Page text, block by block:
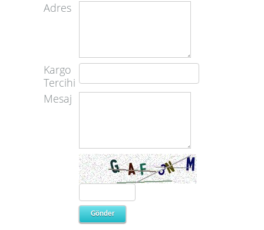
Adres
Kargo
Tercihi
Mesaj